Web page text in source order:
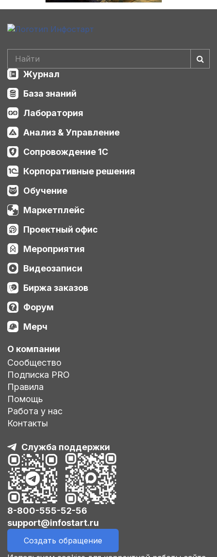
Журнал
База знаний
Лаборатория
Анализ & Управление
Сопровождение 1С
Корпоративные решения
Обучение
Маркетплейс
Проектный офис
Мероприятия
Видеозаписи
Биржа заказов
Форум
Мерч
О компании
Сообщество
Подписка PRO
Правила
Помощь
Работа у нас
Контакты
Служба поддержки
8-800-555-52-56
support@infostart.ru
Создать обращение